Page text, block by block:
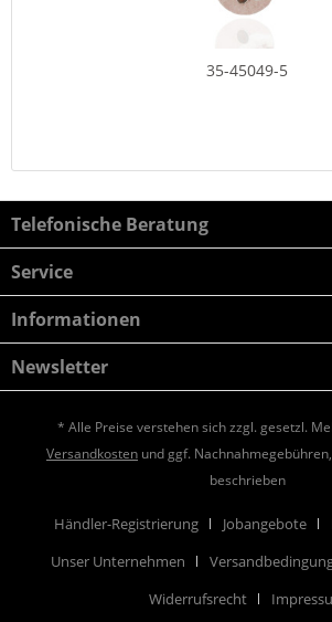
35-45049-5
Telefonische Beratung
Service
Informationen
Newsletter
* Alle Preise verstehen sich zzgl. gesetzl.
Versandkosten und ggf.
beschrieben
Händler-Registrierung Jobangebote
Unser Unternehmen
Widerrufsrecht